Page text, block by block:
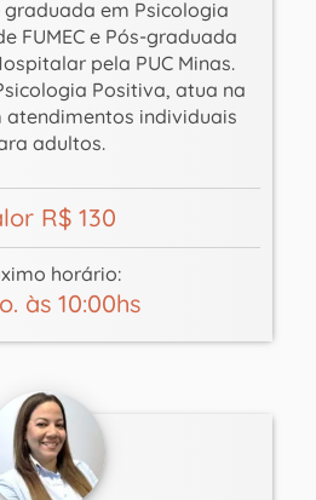
graduada em Psicologia
FUMEC e Pós-graduada
pela PUC Minas.
Positiva, atua na
atendimentos individuais
adultos.
R$ 130
horário:
às 10:00hs